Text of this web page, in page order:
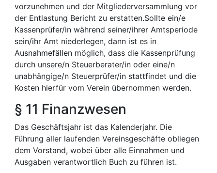
vorzunehmen und der Mitgliederversammlung vor
der Entlastung Bericht zu erstatten.Sollte ein/e
Kassenprüfer/in während seiner/ihrer Amtsperiode
sein/ihr Amt niederlegen, dann ist es in
Ausnahmefällen möglich, dass die Kassenprüfung
durch unsere/n Steuerberater/in oder eine/n
unabhängige/n Steuerprüfer/in stattfindet und die
Kosten hierfür vom Verein übernommen werden.
§ 11 Finanzwesen
Das Geschäftsjahr ist das Kalenderjahr. Die
Führung aller laufenden Vereinsgeschäfte obliegen
dem Vorstand, wobei über alle Einnahmen und
Ausgaben verantwortlich Buch zu führen ist.